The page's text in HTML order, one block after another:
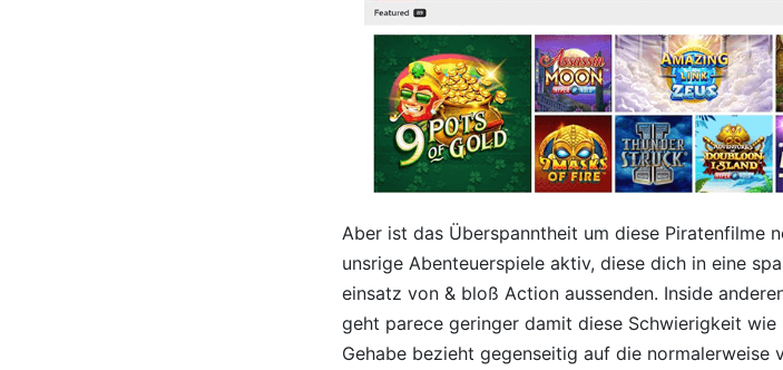
Aber ist das Überspanntheit um diese Piratenfilme
unsrige Abenteuerspiele aktiv, diese dich in eine
einsatz von & bloß Action aussenden. Inside
geht parece geringer damit diese Schwierigkeit
Gehabe bezieht gegenseitig auf die normalerweise